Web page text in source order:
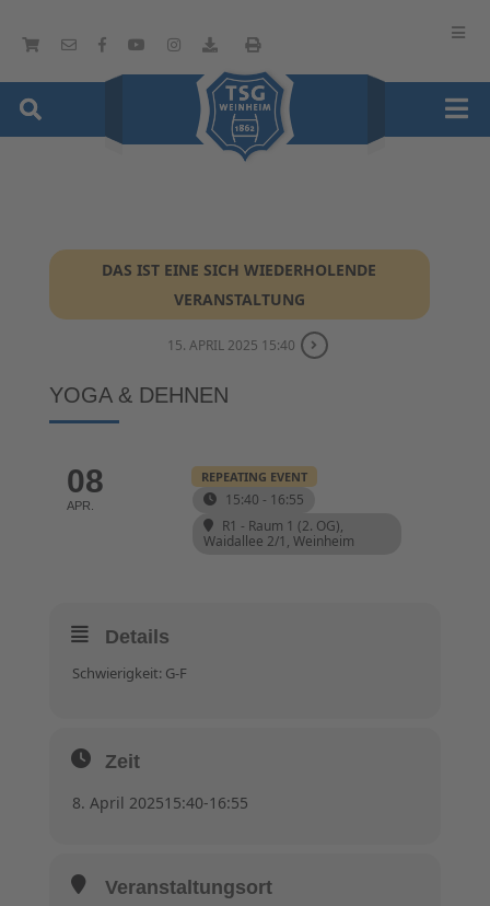
DAS IST EINE SICH WIEDERHOLENDE
VERANSTALTUNG
15. APRIL 2025 15:40
YOGA & DEHNEN
08
APR.
REPEATING EVENT
15:40 - 16:55
R1 - Raum 1 (2. OG),
Waidallee 2/1, Weinheim
Details
Schwierigkeit: G-F
Zeit
8. April 202515:40-16:55
Veranstaltungsort